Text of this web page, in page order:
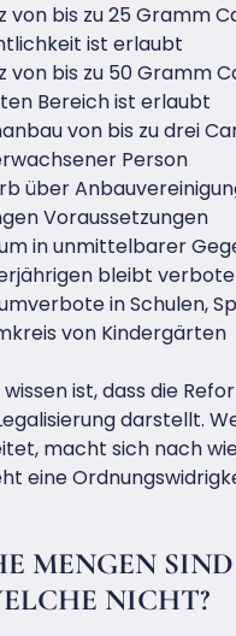
von bis zu 25 Gramm
ist erlaubt
von bis zu 50 Gramm
Bereich ist erlaubt
von bis zu drei
Person
über
Voraussetzungen
in unmittelbarer
bleibt
in Schulen,
von Kindergärten
ist, dass die
darstellt.
macht sich nach
eine
MENGEN
NICHT?